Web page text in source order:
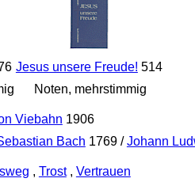
Jesus unsere Freude! 514
Noten, mehrstimmig
Viebahn 1906
Bach 1769 /Johann
, Trost, Vertrauen